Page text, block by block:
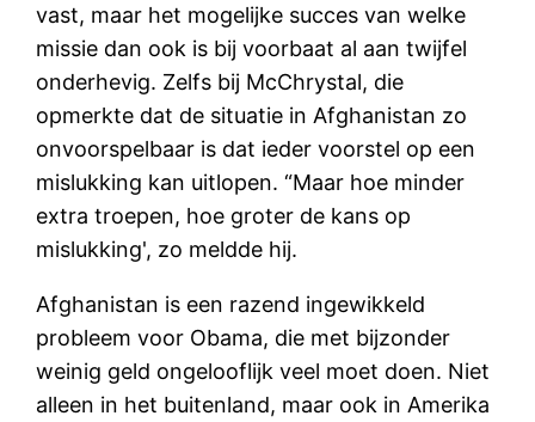
vast, maar het mogelijke succes van welke
missie dan ook is bij voorbaat al aan twijfel
onderhevig. Zelfs bij McChrystal, die
opmerkte dat de situatie in Afghanistan zo
onvoorspelbaar is dat ieder voorstel op een
mislukking kan uitlopen. “Maar hoe minder
extra troepen, hoe groter de kans op
mislukking', zo meldde hij.
Afghanistan is een razend ingewikkeld
probleem voor Obama, die met bijzonder
weinig geld ongelooflijk veel moet doen. Niet
alleen in het buitenland, maar ook in Amerika